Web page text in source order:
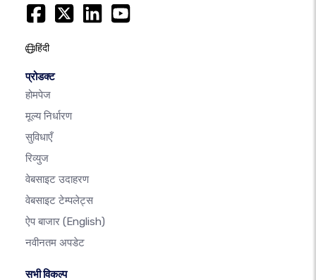
हिंदी
प्रोडक्ट
होमपेज
मूल्य निर्धारण
सुविधाएँ
रिव्युज
वेबसाइट उदाहरण
वेबसाइट टेम्पलेट्स
ऐप बाजार (English)
नवीनतम अपडेट
सभी विकल्प